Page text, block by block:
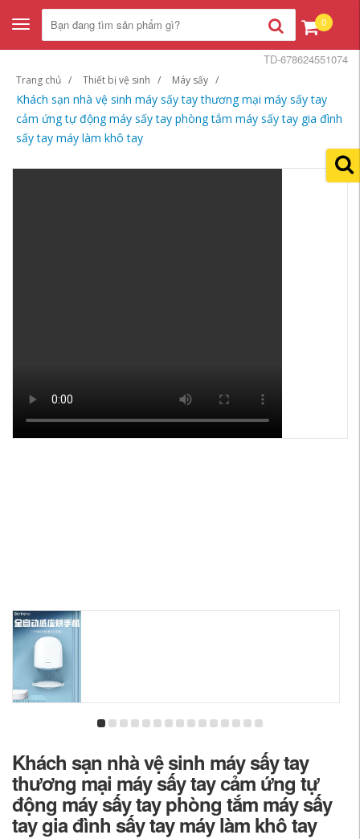
Toggle
navigation
0
Trang chủ Thiết bị vệ sinh Máy sấy
Khách sạn nhà vệ sinh máy sấy tay thương mại máy sấy tay
cảm ứng tự động máy sấy tay phòng tắm máy sấy tay gia đình
sấy tay máy làm khô tay
TD-678624551074
Khách sạn nhà vệ sinh máy sấy tay
thương mại máy sấy tay cảm ứng tự
động máy sấy tay phòng tắm máy sấy
tay gia đình sấy tay máy làm khô tay